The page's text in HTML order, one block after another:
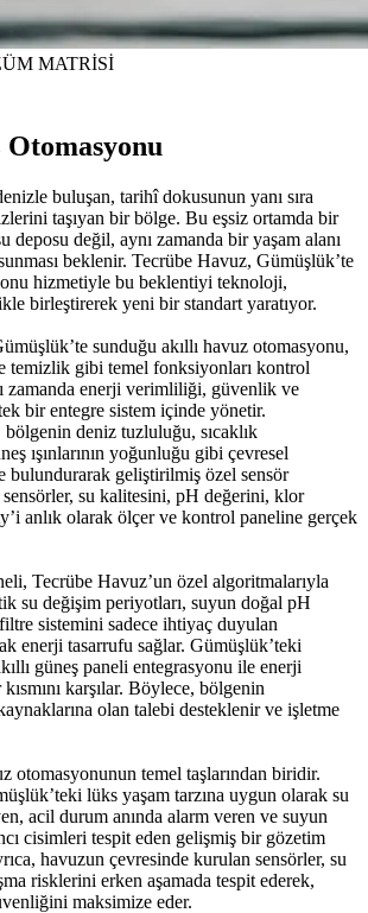
MATRİSİ
Otomasyonu
buluşan, tarihî dokusunun yanı sıra
taşıyan bir bölge. Bu eşsiz ortamda bir
deposu değil, aynı zamanda bir yaşam alanı
beklenir. Tecrübe Havuz, Gümüşlük’te
hizmetiyle bu beklentiyi teknoloji,
birleştirerek yeni bir standart yaratıyor.
sunduğu akıllı havuz otomasyonu,
temizlik gibi temel fonksiyonları kontrol
zamanda enerji verimliliği, güvenlik ve
bir entegre sistem içinde yönetir.
deniz tuzluluğu, sıcaklık
ışınlarının yoğunluğu gibi çevresel
bulundurarak geliştirilmiş özel sensör
su kalitesini, pH değerini, klor
anlık olarak ölçer ve kontrol paneline gerçek
Tecrübe Havuz’un özel algoritmalarıyla
su değişim periyotları, suyun doğal pH
sistemini sadece ihtiyaç duyulan
enerji tasarrufu sağlar. Gümüşlük’teki
güneş paneli entegrasyonu ile enerji
karşılar. Böylece, bölgenin
olan talebi desteklenir ve işletme
otomasyonunun temel taşlarından biridir.
lüks yaşam tarzına uygun olarak su
acil durum anında alarm veren ve suyun
cisimleri tespit eden gelişmiş bir gözetim
havuzun çevresinde kurulan sensörler, su
risklerini erken aşamada tespit ederek,
maksimize eder.